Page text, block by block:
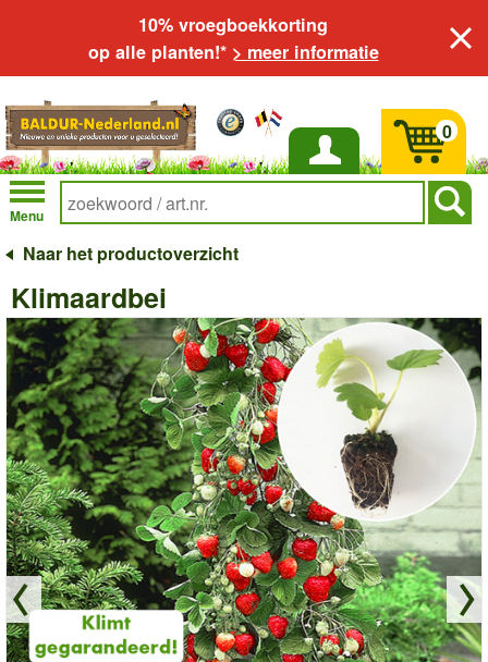
10% vroegboekkorting
op alle planten!* > meer informatie
Inloggen
Menu
0
Naar het productoverzicht
Klimaardbei